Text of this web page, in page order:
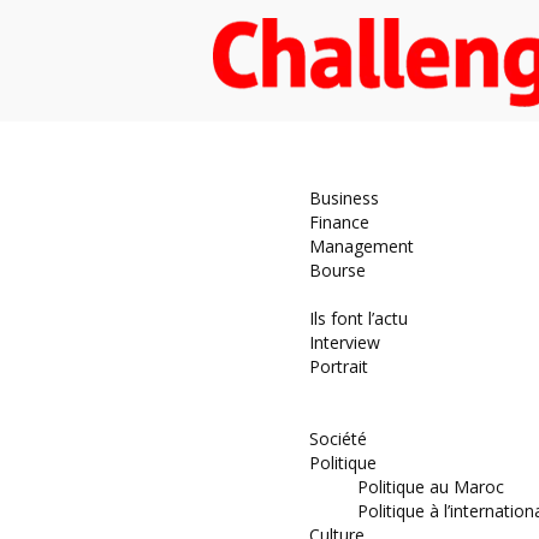
Business
Finance
Management
Bourse
Ils font l’actu
Interview
Portrait
Société
Politique
Politique au Maroc
Politique à